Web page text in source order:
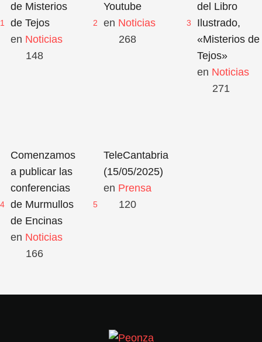
1
de Misterios
de Tejos
en Noticias
148
2
Youtube
en Noticias
268
3
del Libro
Ilustrado,
«Misterios de
Tejos»
en Noticias
271
4
Comenzamos
a publicar las
conferencias
de Murmullos
de Encinas
en Noticias
166
5
TeleCantabria
(15/05/2025)
en Prensa
120